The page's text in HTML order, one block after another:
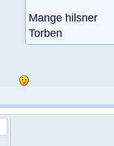
Mange hilsner
Torben